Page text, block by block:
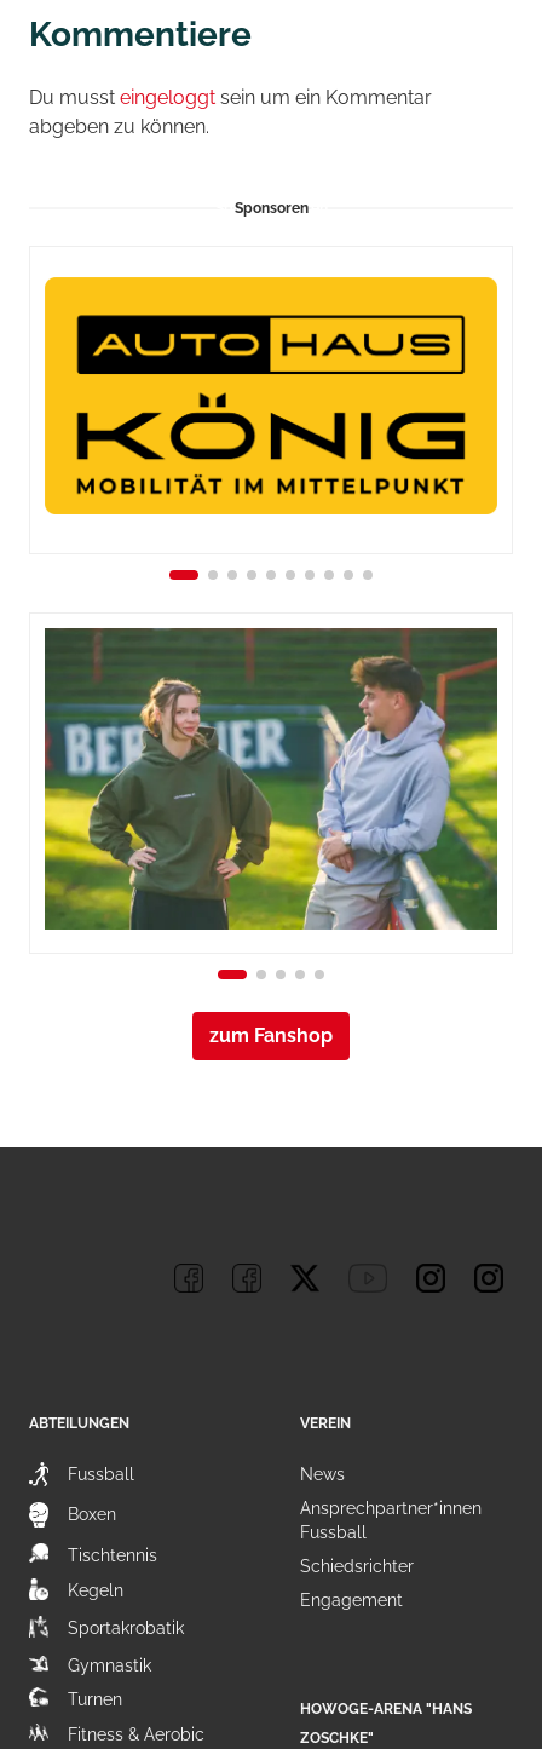
Kommentiere
Du musst eingeloggt sein um ein Kommentar
abgeben zu können.
Sponsoren
zum Fanshop
ABTEILUNGEN
Fussball
Boxen
Tischtennis
Kegeln
Sportakrobatik
Gymnastik
Turnen
Fitness & Aerobic
VEREIN
News
Ansprechpartner*innen
Fussball
Schiedsrichter
Engagement
HOWOGE-ARENA "HANS
ZOSCHKE"